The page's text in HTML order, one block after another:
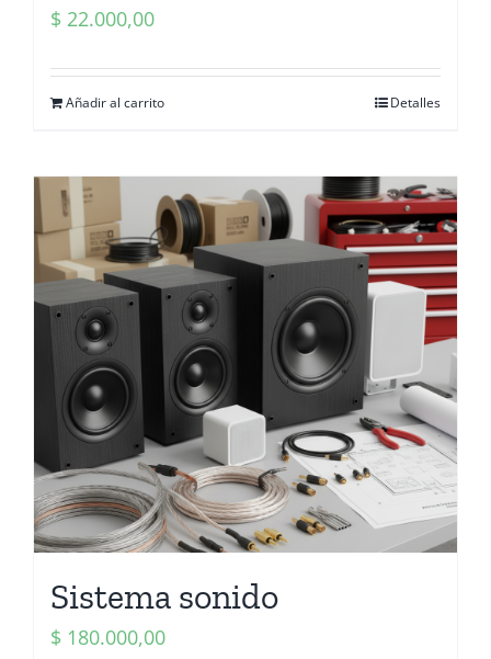
$ 22.000,00
Añadir al carrito Detalles
Sistema sonido
$ 180.000,00